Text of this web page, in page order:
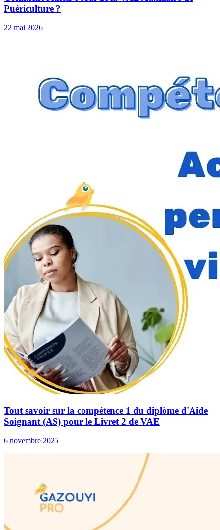
Puériculture ?
22 mai 2026
Tout savoir sur la compétence 1 du diplôme d'Aide
Soignant (AS) pour le Livret 2 de VAE
6 novembre 2025